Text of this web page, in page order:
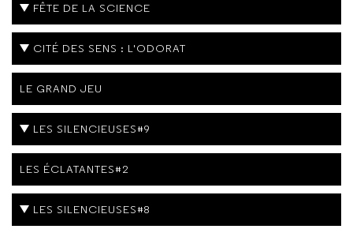
FÊTE DE LA SCIENCE
CITÉ DES SENS : L'ODORAT
LE GRAND JEU
LES SILENCIEUSES#9
LES ÉCLATANTES#2
LES SILENCIEUSES#8